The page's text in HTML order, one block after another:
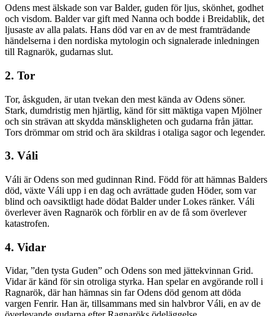
Odens mest älskade son var Balder, guden för ljus, skönhet, godhet
och visdom. Balder var gift med Nanna och bodde i Breidablik, det
ljusaste av alla palats. Hans död var en av de mest framträdande
händelserna i den nordiska mytologin och signalerade inledningen
till Ragnarök, gudarnas slut.
2. Tor
Tor, åskguden, är utan tvekan den mest kända av Odens söner.
Stark, dumdristig men hjärtlig, känd för sitt mäktiga vapen Mjölner
och sin strävan att skydda mänskligheten och gudarna från jättar.
Tors drömmar om strid och ära skildras i otaliga sagor och legender.
3. Váli
Váli är Odens son med gudinnan Rind. Född för att hämnas Balders
död, växte Váli upp i en dag och avrättade guden Höder, som var
blind och oavsiktligt hade dödat Balder under Lokes ränker. Váli
överlever även Ragnarök och förblir en av de få som överlever
katastrofen.
4. Vidar
Vidar, ”den tysta Guden” och Odens son med jättekvinnan Grid.
Vidar är känd för sin otroliga styrka. Han spelar en avgörande roll i
Ragnarök, där han hämnas sin far Odens död genom att döda
vargen Fenrir. Han är, tillsammans med sin halvbror Váli, en av de